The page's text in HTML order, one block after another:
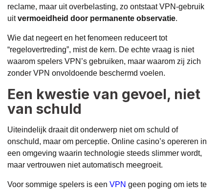
reclame, maar uit overbelasting, zo ontstaat VPN-gebruik
uitvermoeidheid door permanente observatie.
Wie dat negeert en het fenomeen reduceert tot
“regelovertreding”, mist de kern. De echte vraag is niet
waarom spelers VPN’s gebruiken, maar waarom zij zich
zonder VPN onvoldoende beschermd voelen.
Een kwestie van gevoel, niet
van schuld
Uiteindelijk draait dit onderwerp niet om schuld of
onschuld, maar om perceptie. Online casino’s opereren in
een omgeving waarin technologie steeds slimmer wordt,
maar vertrouwen niet automatisch meegroeit.
Voor sommige spelers is een VPN geen poging om iets te